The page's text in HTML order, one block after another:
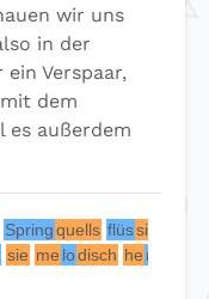
wir uns
in der
Verspaar,
dem
es außerdem
Spring quells flüssi
sie me lodisch he rab.